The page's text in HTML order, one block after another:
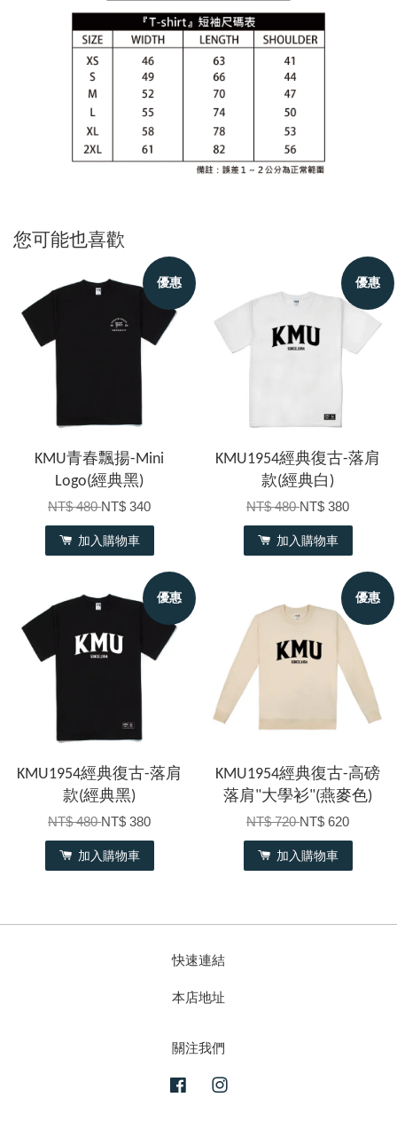
您可能也喜歡
優惠
KMU青春飄揚-Mini
Logo(經典黑)
NT$ 480NT$ 340
加入購物車
優惠
KMU1954經典復古-落肩
款(經典白)
NT$ 480NT$ 380
加入購物車
優惠
KMU1954經典復古-落肩
款(經典黑)
NT$ 480NT$ 380
加入購物車
優惠
KMU1954經典復古-高磅
落肩"大學衫"(燕麥色)
NT$ 720NT$ 620
加入購物車
快速連結
本店地址
關注我們
Facebook